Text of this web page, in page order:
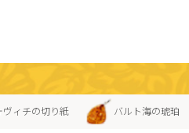
ヴィチの切り紙 バルト海の琥珀